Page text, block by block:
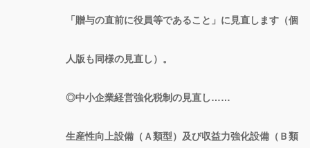
「贈与の直前に役員等であること」に見直します（個
人版も同様の見直し）。
◎中小企業経営強化税制の見直し……
生産性向上設備（Ａ類型）及び収益力強化設備（Ｂ類